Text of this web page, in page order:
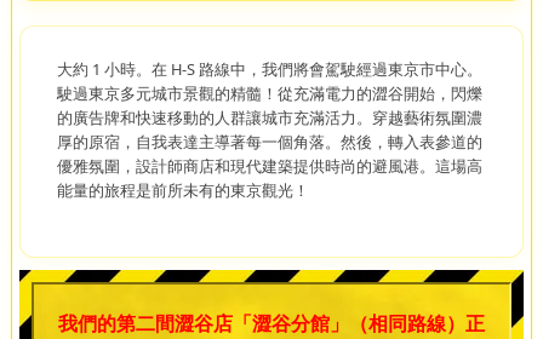
大約 1 小時。在 H-S 路線中，我們將會駕駛經過東京市中心。
駛過東京多元城市景觀的精髓！從充滿電力的澀谷開始，閃爍
的廣告牌和快速移動的人群讓城市充滿活力。穿越藝術氛圍濃
厚的原宿，自我表達主導著每一個角落。然後，轉入表參道的
優雅氛圍，設計師商店和現代建築提供時尚的避風港。這場高
能量的旅程是前所未有的東京觀光！
我們的第二間澀谷店「澀谷分館」（相同路線）正